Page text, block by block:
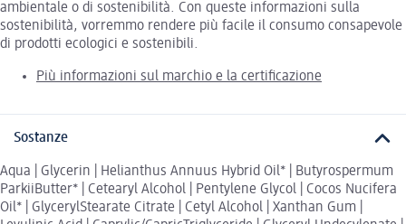
ambientale o di sostenibilità. Con queste informazioni sulla
sostenibilità, vorremmo rendere più facile il consumo consapevole
di prodotti ecologici e sostenibili.
Più informazioni sul marchio e la certificazione
Sostanze
Aqua | Glycerin | Helianthus Annuus Hybrid Oil* | Butyrospermum
ParkiiButter* | Cetearyl Alcohol | Pentylene Glycol | Cocos Nucifera
Oil* | GlycerylStearate Citrate | Cetyl Alcohol | Xanthan Gum |